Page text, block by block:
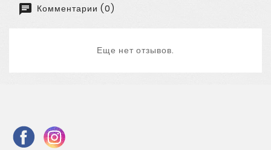
Комментарии (0)
Еще нет отзывов.